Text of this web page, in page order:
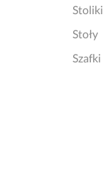
Stoły